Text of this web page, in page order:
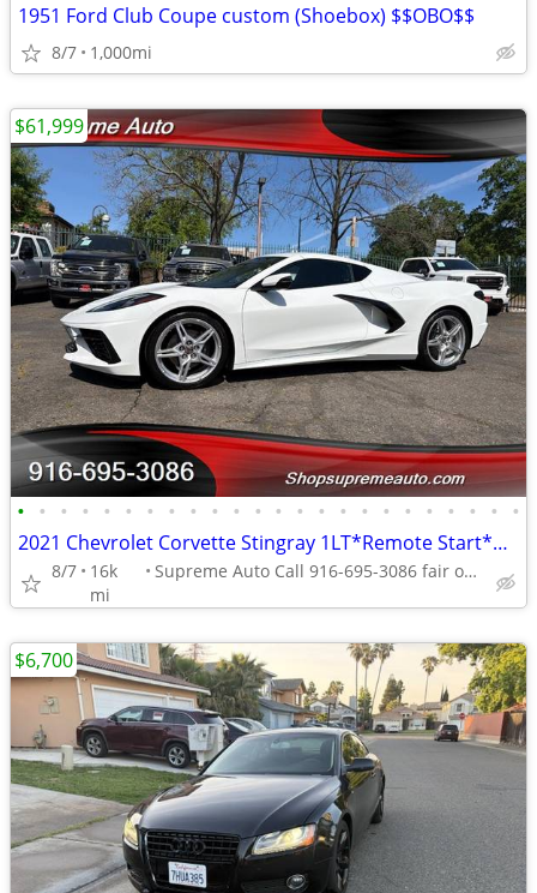
1951 Ford Club Coupe custom (Shoebox) $$OBO$$
8/7 1,000mi
• • • • • • • • • • • • • • • • • • • • • • • •
2021 Chevrolet Corvette Stingray 1LT*Remote Start*Rear Camera*
8/7
16k
mi
Supreme Auto Call 916-695-3086 fair oaks
$61,999
$6,700